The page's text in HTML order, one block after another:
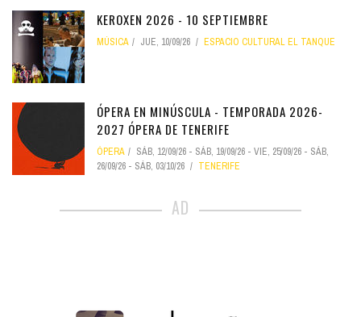
KEROXEN 2026 - 10 SEPTIEMBRE
MÚSICA JUE, 10/09/26 ESPACIO CULTURAL EL TANQUE
ÓPERA EN MINÚSCULA - TEMPORADA 2026-
2027 ÓPERA DE TENERIFE
ÓPERA SÁB, 12/09/26 - SÁB, 19/09/26 - VIE, 25/09/26 - SÁB,
26/09/26 - SÁB, 03/10/26 TENERIFE
AD